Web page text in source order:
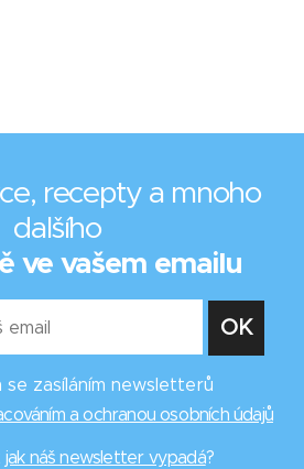
recepty a mnoho
dalšího
ve vašem emailu
se zasíláním newsletterů
a ochranou osobních údajů
jak náš newsletter vypadá?